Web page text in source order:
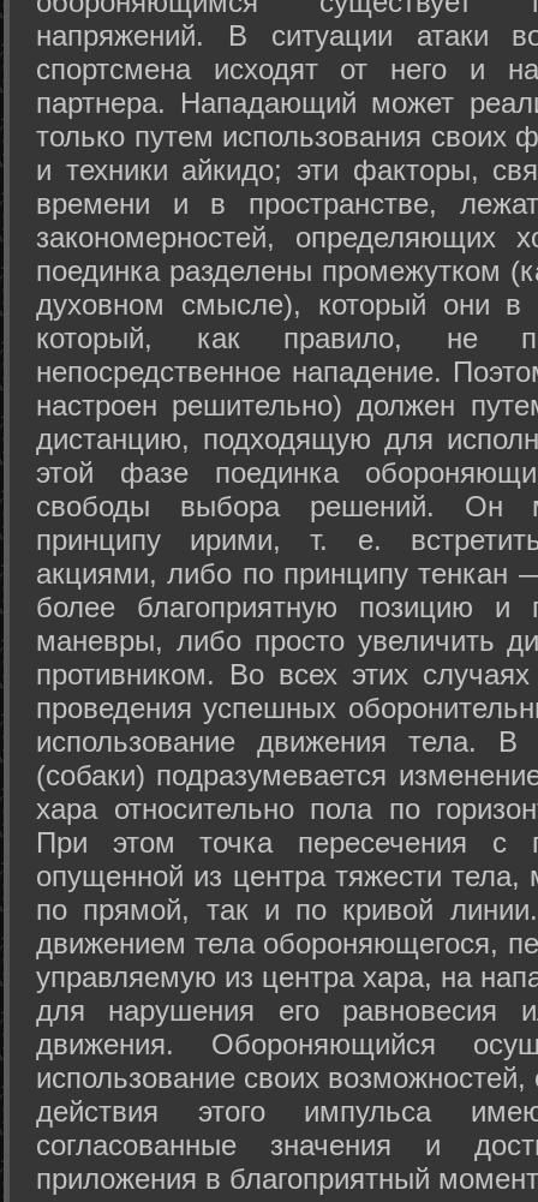
напряжений. В ситуации атаки
спортсмена исходят от него и
партнера. Нападающий может
только путем использования своих
и техники айкидо; эти факторы,
времени и в пространстве,
закономерностей, определяющих
поединка разделены промежутком
духовном смысле), который они в
который, как правило, не
непосредственное нападение.
настроен решительно) должен
дистанцию, подходящую для
этой фазе поединка
свободы выбора решений. Он
принципу ирими, т. е.
акциями, либо по принципу тенкан
более благоприятную позицию и
маневры, либо просто увеличить
противником. Во всех этих
проведения успешных
использование движения тела.
(собаки) подразумевается
хара относительно пола по
При этом точка пересечения с
опущенной из центра тяжести
по прямой, так и по кривой
движением тела обороняющегося,
управляемую из центра хара, на
для нарушения его равновесия
движения. Обороняющийся
использование своих
действия этого импульса
согласованные значения и
приложения в благоприятный